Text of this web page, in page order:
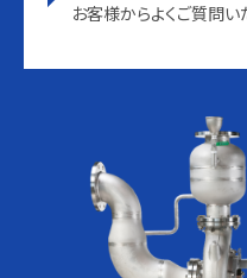
お客様からよくご質問い